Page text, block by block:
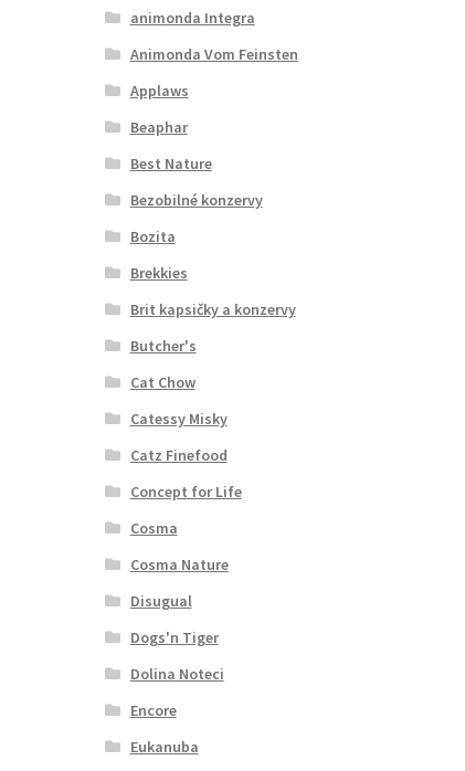
animonda Integra
Animonda Vom Feinsten
Applaws
Beaphar
Best Nature
Bezobilné konzervy
Bozita
Brekkies
Brit kapsičky a konzervy
Butcher's
Cat Chow
Catessy Misky
Catz Finefood
Concept for Life
Cosma
Cosma Nature
Disugual
Dogs'n Tiger
Dolina Noteci
Encore
Eukanuba